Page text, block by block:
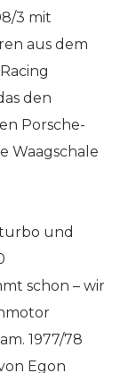
3 mit
aus dem
den
Porsche-
Waagschale
turbo und
schon – wir
1977/78
Egon